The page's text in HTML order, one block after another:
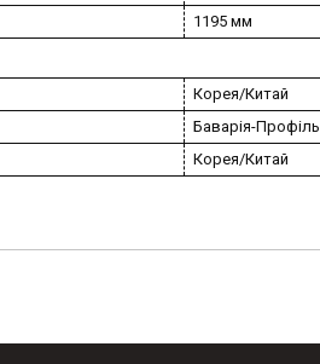
1195 мм
Корея/Китай
Баварія-Профіль
Корея/Китай